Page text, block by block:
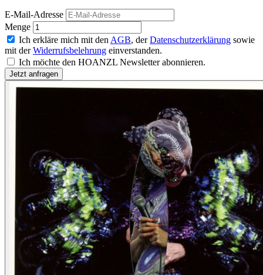
E-Mail-Adresse
Menge
Ich erkläre mich mit den AGB, derDatenschutzerklärung sowie
mit derWiderrufsbelehrung einverstanden.
Ich möchte den HOANZL Newsletter abonnieren.